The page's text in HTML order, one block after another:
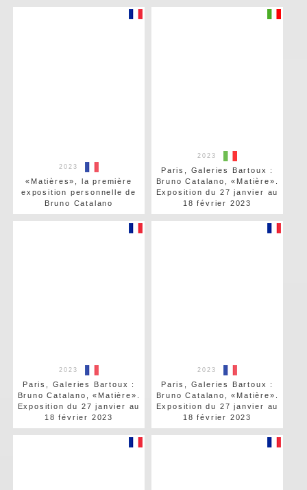
2023
«Matières», la première
exposition personnelle de
Bruno Catalano
2023
Paris, Galeries Bartoux :
Bruno Catalano, «Matière».
Exposition du 27 janvier au
18 février 2023
2023
Paris, Galeries Bartoux :
Bruno Catalano, «Matière».
Exposition du 27 janvier au
18 février 2023
2023
Paris, Galeries Bartoux :
Bruno Catalano, «Matière».
Exposition du 27 janvier au
18 février 2023